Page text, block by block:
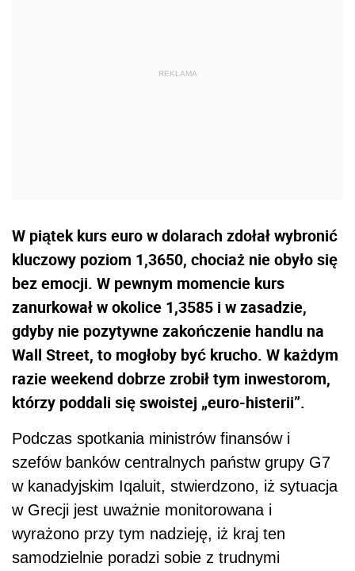
W piątek kurs euro w dolarach zdołał wybronić
kluczowy poziom 1,3650, chociaż nie obyło się
bez emocji. W pewnym momencie kurs
zanurkował w okolice 1,3585 i w zasadzie,
gdyby nie pozytywne zakończenie handlu na
Wall Street, to mogłoby być krucho. W każdym
razie weekend dobrze zrobił tym inwestorom,
którzy poddali się swoistej „euro-histerii”.
Podczas spotkania ministrów finansów i
szefów banków centralnych państw grupy G7
w kanadyjskim Iqaluit, stwierdzono, iż sytuacja
w Grecji jest uważnie monitorowana i
wyrażono przy tym nadzieję, iż kraj ten
samodzielnie poradzi sobie z trudnymi